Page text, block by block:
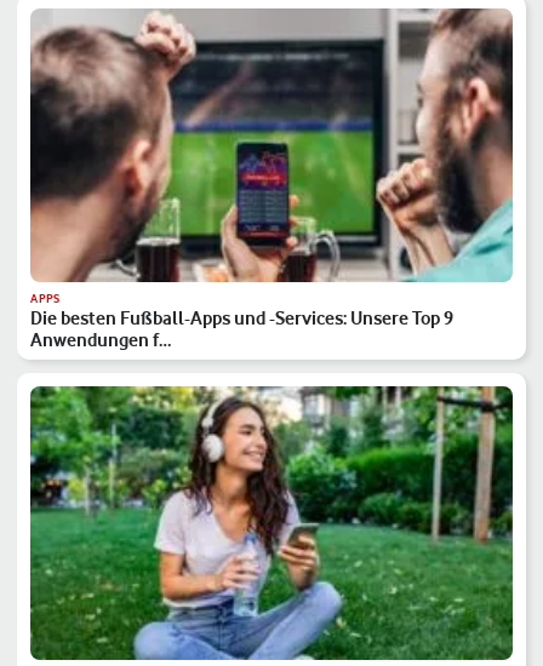
APPS
Die besten Fußball-Apps und -Services: Unsere Top 9
Anwendungen f…